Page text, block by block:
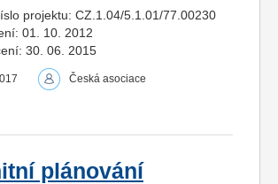
projektu: CZ.1.04/5.1.01/77.00230
01. 10. 2012
30. 06. 2015
Česká asociace
plánování